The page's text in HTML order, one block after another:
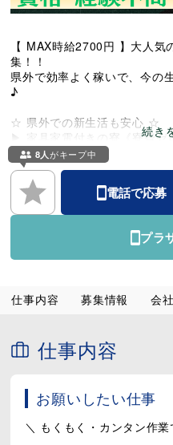
続き
【 MAX時給2700円 】大人
集！！
県外で効率よく稼いで、今の
♪
☆ 県外での新生活も安心 ☆
▶ 家具家電付きの寮《寮費ゼ
▶ 入社祝い金あり！5万円支給
▶ 赴任費用の補助あり
8人がキープ中
電話で応募
プラ
仕事内容 募集情報 会
仕事内容
お願いしたい仕事
＼ もくもく・カンタン作業